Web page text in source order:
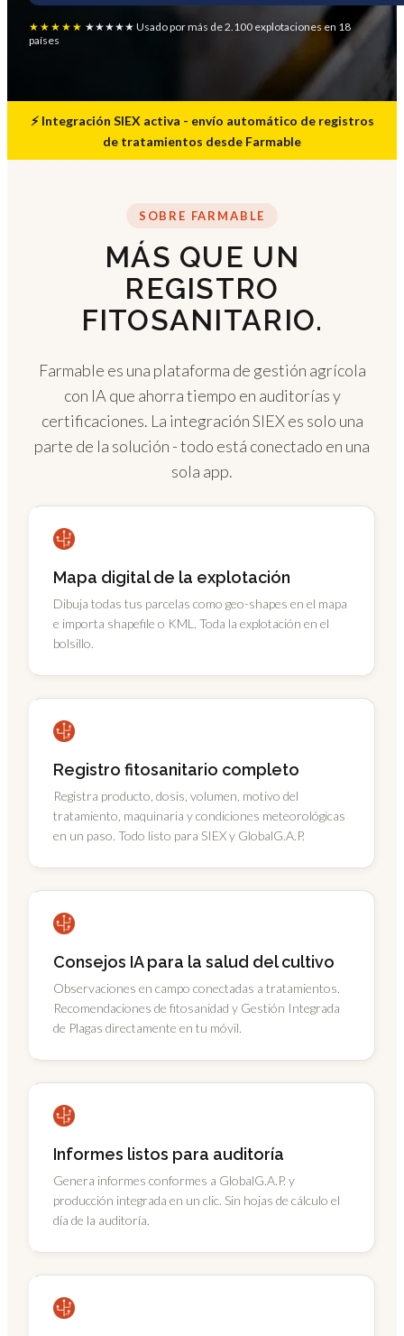
★★★★★ ★★★★★ Usado por más de 2.100 explotaciones en 18
países
⚡ Integración SIEX activa - envío automático de registros
de tratamientos desde Farmable
SOBRE FARMABLE
MÁS QUE UN
REGISTRO
FITOSANITARIO.
Farmable es una plataforma de gestión agrícola
con IA que ahorra tiempo en auditorías y
certificaciones. La integración SIEX es solo una
parte de la solución - todo está conectado en una
sola app.
Mapa digital de la explotación
Dibuja todas tus parcelas como geo-shapes en el mapa
e importa shapefile o KML. Toda la explotación en el
bolsillo.
Registro fitosanitario completo
Registra producto, dosis, volumen, motivo del
tratamiento, maquinaria y condiciones meteorológicas
en un paso. Todo listo para SIEX y GlobalG.A.P.
Consejos IA para la salud del cultivo
Observaciones en campo conectadas a tratamientos.
Recomendaciones de fitosanidad y Gestión Integrada
de Plagas directamente en tu móvil.
Informes listos para auditoría
Genera informes conformes a GlobalG.A.P. y
producción integrada en un clic. Sin hojas de cálculo el
día de la auditoría.